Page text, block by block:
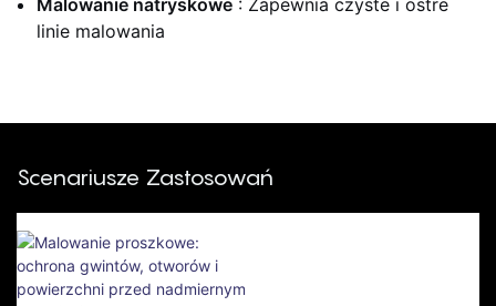
Malowanie natryskowe : Zapewnia czyste i ostre
linie malowania
Scenariusze Zastosowań
Malowanie Proszkowe: